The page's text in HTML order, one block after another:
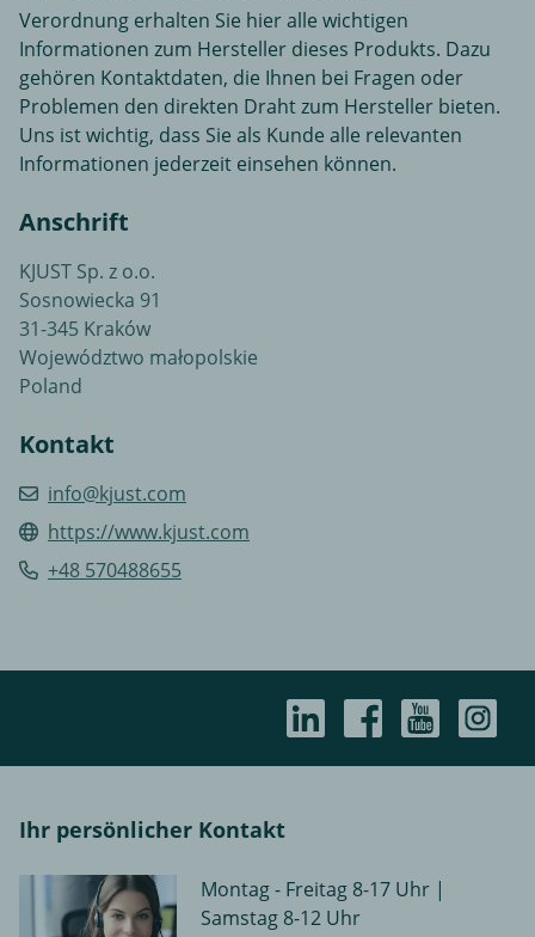
Verordnung erhalten Sie hier alle wichtigen
Informationen zum Hersteller dieses Produkts. Dazu
gehören Kontaktdaten, die Ihnen bei Fragen oder
Problemen den direkten Draht zum Hersteller bieten.
Uns ist wichtig, dass Sie als Kunde alle relevanten
Informationen jederzeit einsehen können.
Anschrift
KJUST Sp. z o.o.
Sosnowiecka 91
31-345 Kraków
Województwo małopolskie
Poland
Kontakt
info@kjust.com
https://www.kjust.com
+48 570488655
Ihr persönlicher Kontakt
Montag - Freitag 8-17 Uhr |
Samstag 8-12 Uhr